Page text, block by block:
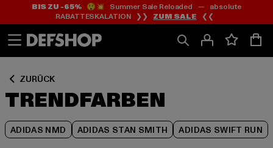
Zum
Inhalt
springen
Zum
Fußzeile
springen
BIS ZU -65%😲💥 Summer Sale Reloaded — absolute
RABATTESKALATION ❯❯ ZUM SALE ❮❮
ZURÜCK
TRENDFARBEN
ADIDAS NMD ADIDAS STAN SMITH ADIDAS SWIFT RUN
Zum
Produktraster
springen